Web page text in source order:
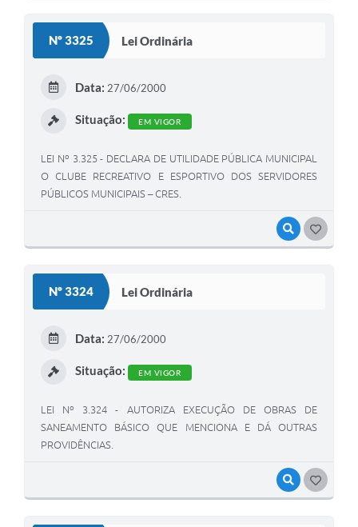
Nº 3325 Lei Ordinária
VISUALIZAR
Data: 27/06/2000
Situação: EM VIGOR
LEI Nº 3.325 - DECLARA DE UTILIDADE PÚBLICA MUNICIPAL
O CLUBE RECREATIVO E ESPORTIVO DOS SERVIDORES
PÚBLICOS MUNICIPAIS – CRES.
Nº 3324 Lei Ordinária
VISUALIZAR
Data: 27/06/2000
Situação: EM VIGOR
LEI Nº 3.324 - AUTORIZA EXECUÇÃO DE OBRAS DE
SANEAMENTO BÁSICO QUE MENCIONA E DÁ OUTRAS
PROVIDÊNCIAS.